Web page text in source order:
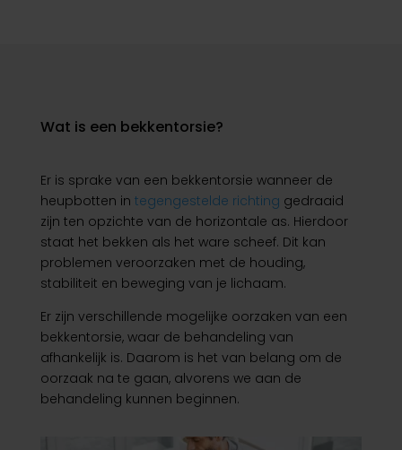
Wat is een bekkentorsie?
Er is sprake van een bekkentorsie wanneer de
heupbotten in tegengestelde richting gedraaid
zijn ten opzichte van de horizontale as. Hierdoor
staat het bekken als het ware scheef. Dit kan
problemen veroorzaken met de houding,
stabiliteit en beweging van je lichaam.
Er zijn verschillende mogelijke oorzaken van een
bekkentorsie, waar de behandeling van
afhankelijk is. Daarom is het van belang om de
oorzaak na te gaan, alvorens we aan de
behandeling kunnen beginnen.